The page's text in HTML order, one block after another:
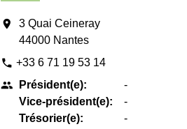
location_on
3 Quai Ceineray
44000 Nantes
phone +33 6 71 19 53 14
people
Président(e):
Vice-président(e):
Trésorier(e):
-
-
-